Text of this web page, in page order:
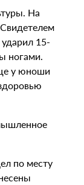
На
15-
ногами.
у юноши
по месту